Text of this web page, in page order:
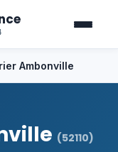
Ambonville
(52110)